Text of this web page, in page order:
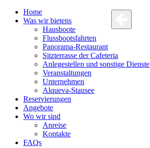
Home
Was wir bietens
Hausboote
Flussbootsfahrten
Panorama-Restaurant
Sitzterrasse der Cafeteria
Anlegestellen und sonstige Dienste
Veranstaltungen
Unternehmen
Alqueva-Stausee
Reservierungen
Angebote
Wo wir sind
Anreise
Kontakte
FAQs